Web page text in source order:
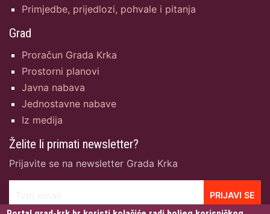
Primjedbe, prijedlozi, pohvale i pitanja
Grad
Proračun Grada Krka
Prostorni planovi
Javna nabava
Jednostavne nabave
Iz medija
Želite li primati newsletter?
Prijavite se na newsletter Grada Krka
PRIJAVI SE